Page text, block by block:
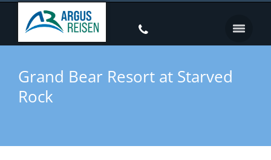
Grand Bear Resort at Starved
Rock